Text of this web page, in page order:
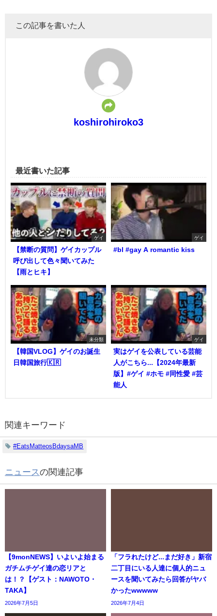
この記事を書いた人
koshirohiroko3
最近書いた記事
ゲイ
【禁断の質問】ゲイカップル
呼び出して色々聞いてみた
【雨とヒキ】
ゲイ
#bl #gay A romantic kiss
未分類
【韓国VLOG】ゲイのお誕生
日韓国旅行🇰🇷
ゲイ
実はゲイを公表している芸能
人がこちら...【2024年最新
版】#ゲイ #ホモ #同性愛 #芸
能人
関連キーワード
#EatsMatteosBdaysaMB
ニュースの関連記事
【9monNEWS】いよいよ始まる
ガチムチゲイ達の恋リアと
は！？【ゲスト：NAWOTO・
TAKA】
2026年7月5日
「フラれたけど...まだ好き」新宿
二丁目にいる人達に個人的ニュ
ースを聞いてみたら回答がヤバ
かったwwwww
2026年7月4日